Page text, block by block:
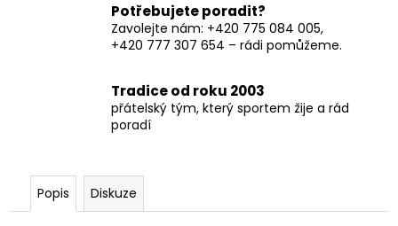
Potřebujete poradit?
Zavolejte nám: +420 775 084 005,
+420 777 307 654 – rádi pomůžeme.
Tradice od roku 2003
přátelský tým, který sportem žije a rád
poradí
Popis Diskuze